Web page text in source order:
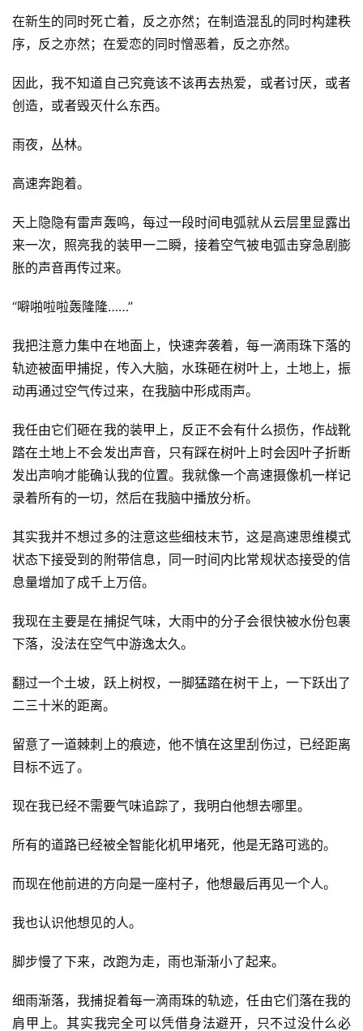
在新生的同时死亡着，反之亦然；在制造混乱的同时构建秩
序，反之亦然；在爱恋的同时憎恶着，反之亦然。
因此，我不知道自己究竟该不该再去热爱，或者讨厌，或者
创造，或者毁灭什么东西。
雨夜，丛林。
高速奔跑着。
天上隐隐有雷声轰鸣，每过一段时间电弧就从云层里显露出
来一次，照亮我的装甲一二瞬，接着空气被电弧击穿急剧膨
胀的声音再传过来。
“噼啪啦啦轰隆隆……”
我把注意力集中在地面上，快速奔袭着，每一滴雨珠下落的
轨迹被面甲捕捉，传入大脑，水珠砸在树叶上，土地上，振
动再通过空气传过来，在我脑中形成雨声。
我任由它们砸在我的装甲上，反正不会有什么损伤，作战靴
踏在土地上不会发出声音，只有踩在树叶上时会因叶子折断
发出声响才能确认我的位置。我就像一个高速摄像机一样记
录着所有的一切，然后在我脑中播放分析。
其实我并不想过多的注意这些细枝末节，这是高速思维模式
状态下接受到的附带信息，同一时间内比常规状态接受的信
息量增加了成千上万倍。
我现在主要是在捕捉气味，大雨中的分子会很快被水份包裹
下落，没法在空气中游逸太久。
翻过一个土坡，跃上树杈，一脚猛踏在树干上，一下跃出了
二三十米的距离。
留意了一道棘刺上的痕迹，他不慎在这里刮伤过，已经距离
目标不远了。
现在我已经不需要气味追踪了，我明白他想去哪里。
所有的道路已经被全智能化机甲堵死，他是无路可逃的。
而现在他前进的方向是一座村子，他想最后再见一个人。
我也认识他想见的人。
脚步慢了下来，改跑为走，雨也渐渐小了起来。
细雨渐落，我捕捉着每一滴雨珠的轨迹，任由它们落在我的
肩甲上。其实我完全可以凭借身法避开，只不过没什么必